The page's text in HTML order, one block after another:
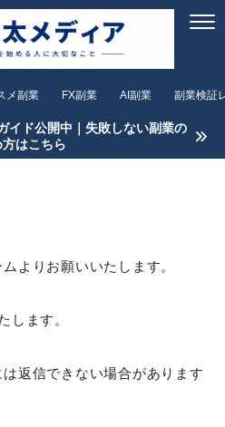
メ副業 FX副業 AI副業 副業検証
イド公開中｜失敗しない副業の
方はこちら
よりお願いいたします。
します。
返信できない場合があります